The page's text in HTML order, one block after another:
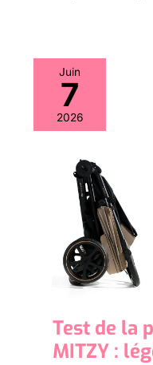
Juin
7
2026
Test de la
MITZY :